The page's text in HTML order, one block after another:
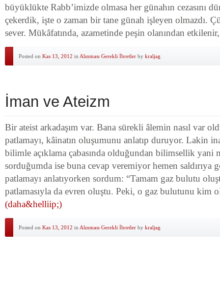
büyüklükte Rabb’imizde olmasa her günahın cezasını
çekerdik, işte o zaman bir tane günah işleyen olmazdı.
sever. Mükâfatında, azametinde peşin olanından
Posted on Kas 13, 2012 in Alınması Gerekli İbretler by kraljag
İman ve Ateizm
Bir ateist arkadaşım var. Bana sürekli âlemin nasıl var
patlamayı, kâinatın oluşumunu anlatıp duruyor. Lakin
bilimle açıklama çabasında olduğundan bilimsellik yani
sorduğumda ise buna cevap veremiyor hemen saldırıya
patlamayı anlatıyorken sordum: “Tamam gaz bulutu
patlamasıyla da evren oluştu. Peki, o gaz bulutunu kim
(daha&helliip;)
Posted on Kas 13, 2012 in Alınması Gerekli İbretler by kraljag